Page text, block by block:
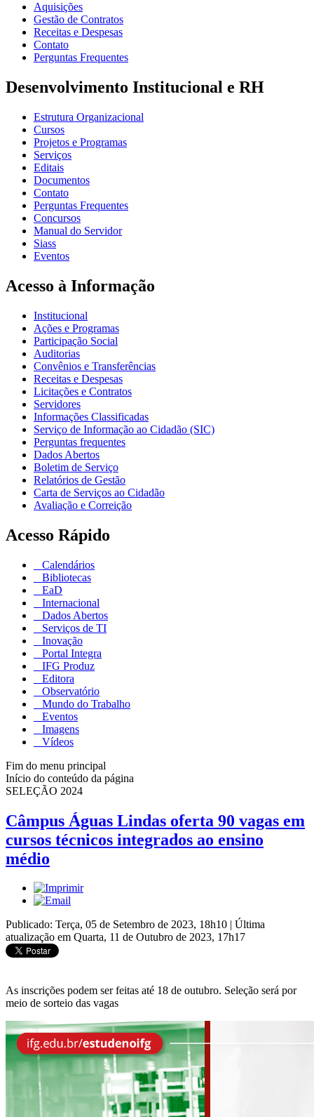
Aquisições
Gestão de Contratos
Receitas e Despesas
Contato
Perguntas Frequentes
Desenvolvimento Institucional e RH
Estrutura Organizacional
Cursos
Projetos e Programas
Serviços
Editais
Documentos
Contato
Perguntas Frequentes
Concursos
Manual do Servidor
Siass
Eventos
Acesso à Informação
Institucional
Ações e Programas
Participação Social
Auditorias
Convênios e Transferências
Receitas e Despesas
Licitações e Contratos
Servidores
Informações Classificadas
Serviço de Informação ao Cidadão (SIC)
Perguntas frequentes
Dados Abertos
Boletim de Serviço
Relatórios de Gestão
Carta de Serviços ao Cidadão
Avaliação e Correição
Acesso Rápido
Calendários
Bibliotecas
EaD
Internacional
Dados Abertos
Serviços de TI
Inovação
Portal Integra
IFG Produz
Editora
Observatório
Mundo do Trabalho
Eventos
Imagens
Vídeos
Fim do menu principal
Início do conteúdo da página
SELEÇÃO 2024
Câmpus Águas Lindas oferta 90 vagas em
cursos técnicos integrados ao ensino
médio
Publicado: Terça, 05 de Setembro de 2023, 18h10 | Última
atualização em Quarta, 11 de Outubro de 2023, 17h17
As inscrições podem ser feitas até 18 de outubro. Seleção será por
meio de sorteio das vagas